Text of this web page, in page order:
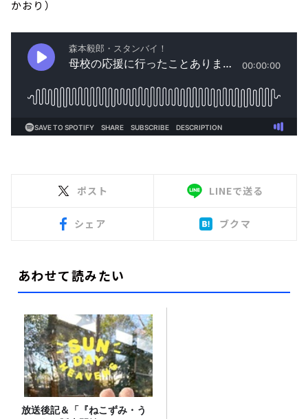
かおり）
ポスト LINEで送る
シェア ブクマ
あわせて読みたい
放送後記＆「『ねこずみ・う